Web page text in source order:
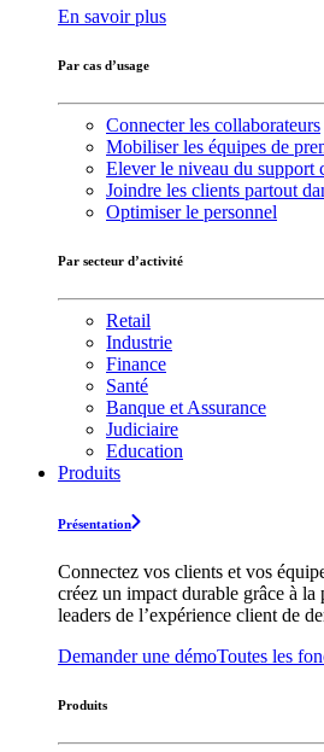
En savoir plus
Par cas d’usage
Connecter les collaborateurs
Mobiliser les équipes de
Elever le niveau du support
Joindre les clients partout
Optimiser le personnel
Par secteur d’activité
Retail
Industrie
Finance
Santé
Banque et Assurance
Judiciaire
Education
Produits
Présentation
Connectez vos clients et vos
créez un impact durable grâce à
leaders de l’expérience client de
Demander une démoToutes les
Produits